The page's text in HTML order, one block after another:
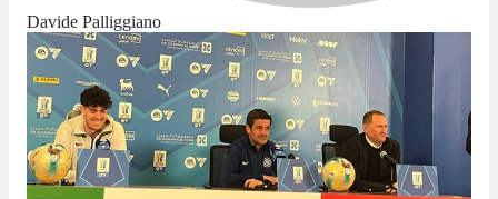
Davide Palliggiano